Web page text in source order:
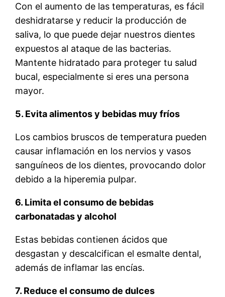
Con el aumento de las temperaturas, es fácil
deshidratarse y reducir la producción de
saliva, lo que puede dejar nuestros dientes
expuestos al ataque de las bacterias.
Mantente hidratado para proteger tu salud
bucal, especialmente si eres una persona
mayor.
5. Evita alimentos y bebidas muy fríos
Los cambios bruscos de temperatura pueden
causar inflamación en los nervios y vasos
sanguíneos de los dientes, provocando dolor
debido a la hiperemia pulpar.
6. Limita el consumo de bebidas
carbonatadas y alcohol
Estas bebidas contienen ácidos que
desgastan y descalcifican el esmalte dental,
además de inflamar las encías.
7. Reduce el consumo de dulces